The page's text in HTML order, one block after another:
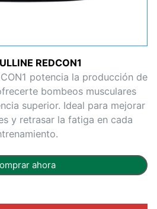
REDCON1
potencia la producción de
bombeos musculares
superior. Ideal para mejorar
y retrasar la fatiga en cada
ahora